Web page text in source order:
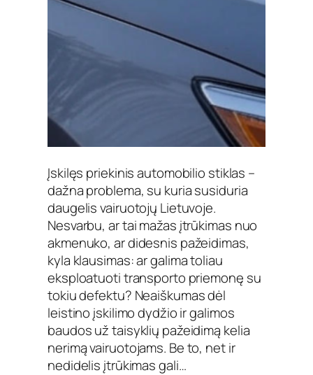
Įskilęs priekinis automobilio stiklas –
dažna problema, su kuria susiduria
daugelis vairuotojų Lietuvoje.
Nesvarbu, ar tai mažas įtrūkimas nuo
akmenuko, ar didesnis pažeidimas,
kyla klausimas: ar galima toliau
eksploatuoti transporto priemonę su
tokiu defektu? Neaiškumas dėl
leistino įskilimo dydžio ir galimos
baudos už taisyklių pažeidimą kelia
nerimą vairuotojams. Be to, net ir
nedidelis įtrūkimas gali…